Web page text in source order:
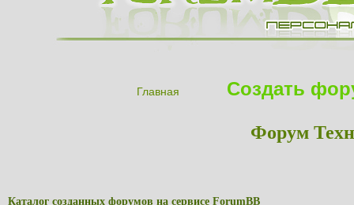
Главная Создать
Форум
Каталог созданных форумов на сервисе ForumBB